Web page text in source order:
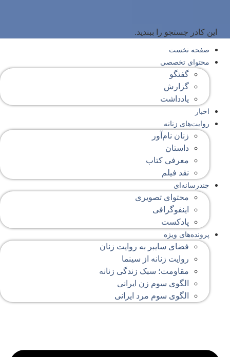
این کادر جستجو را ببندید.
صفحه‌ نخست
محتوای‌ تخصصی
گفتگو
گزارش
یادداشت
اخبار
روایت‌های زنانه
زنان نام‌آور
داستان
معرفی کتاب
نقد فیلم
چندرسانه‌ای
محتوای تصویری
اینفوگرافی
پادکست
پرونده‌های ویژه
فضای سایبر به روایت زنان
روایت زنانه از سینما
مقاومت؛ سبک زندگی زنانه
الگوی سوم زن ایرانی
الگوی سوم مرد ایرانی